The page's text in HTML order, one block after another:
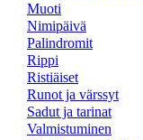
Muoti
Nimipäivä
Palindromit
Rippi
Ristiäiset
Runot ja värssyt
Sadut ja tarinat
Valmistuminen